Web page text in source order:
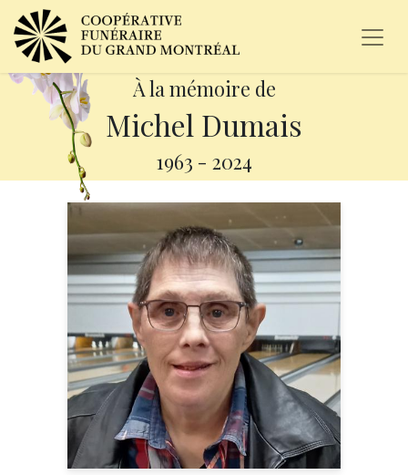
À la mémoire de
Michel Dumais
1963 - 2024